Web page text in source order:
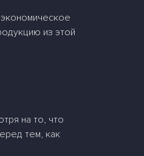
из этой
на то, что
тем, как